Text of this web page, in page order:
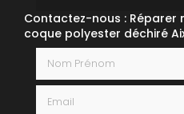
Contactez-nous : Réparer
coque polyester déchiré